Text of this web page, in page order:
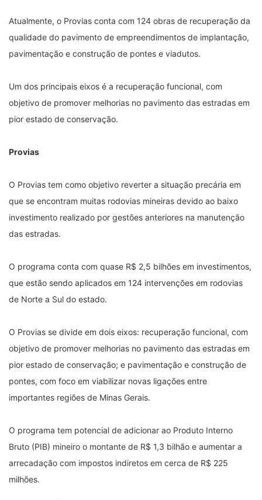
Atualmente, o Provias conta com 124 obras de recuperação da
qualidade do pavimento de empreendimentos de implantação,
pavimentação e construção de pontes e viadutos.
Um dos principais eixos é a recuperação funcional, com
objetivo de promover melhorias no pavimento das estradas em
pior estado de conservação.
Provias
O Provias tem como objetivo reverter a situação precária em
que se encontram muitas rodovias mineiras devido ao baixo
investimento realizado por gestões anteriores na manutenção
das estradas.
O programa conta com quase R$ 2,5 bilhões em investimentos,
que estão sendo aplicados em 124 intervenções em rodovias
de Norte a Sul do estado.
O Provias se divide em dois eixos: recuperação funcional, com
objetivo de promover melhorias no pavimento das estradas em
pior estado de conservação; e pavimentação e construção de
pontes, com foco em viabilizar novas ligações entre
importantes regiões de Minas Gerais.
O programa tem potencial de adicionar ao Produto Interno
Bruto (PIB) mineiro o montante de R$ 1,3 bilhão e aumentar a
arrecadação com impostos indiretos em cerca de R$ 225
milhões.